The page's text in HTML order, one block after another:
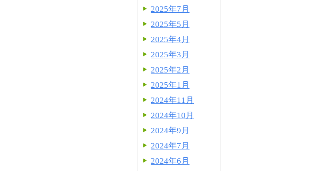
2025年7月
2025年5月
2025年4月
2025年3月
2025年2月
2025年1月
2024年11月
2024年10月
2024年9月
2024年7月
2024年6月